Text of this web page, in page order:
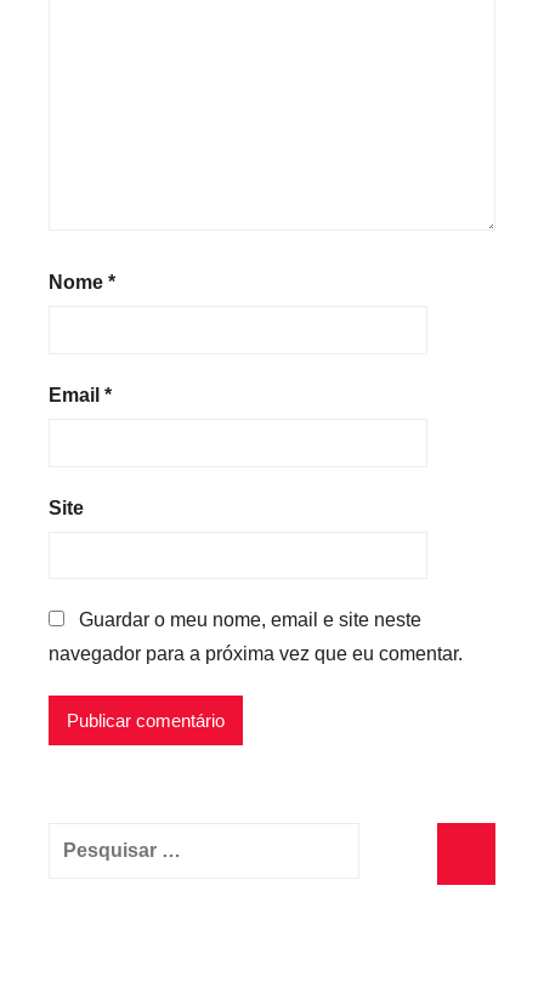
Nome *
Email *
Site
Guardar o meu nome, email e site neste
navegador para a próxima vez que eu comentar.
Pesquisar